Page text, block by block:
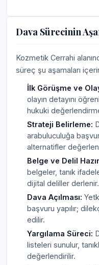
Dava Sürecinin
Kozmetik Cerrahi
süreç şu aşamaları
İlk Görüşme ve
olayın detayını
hukuki
Strateji Belirleme:
arabuluculuğa
alternatifler
Belge ve Delil
belgeler, tanık
dijital deliller derlenir.
Dava Açılması:
başvuru yapılır;
edilir.
Yargılama Süreci:
listeleri sunulur,
değerlendirilir.